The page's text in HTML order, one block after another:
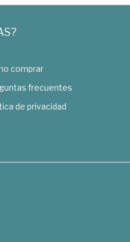
comprar
frecuentes
de privacidad